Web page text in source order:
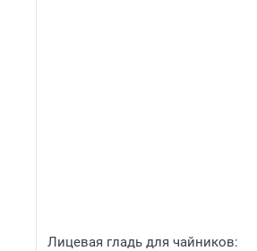
Лицевая гладь для чайников: